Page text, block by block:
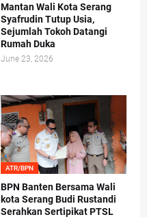
Mantan Wali Kota Serang
Syafrudin Tutup Usia,
Sejumlah Tokoh Datangi
Rumah Duka
June 23, 2026
ATR/BPN
BPN Banten Bersama Wali
kota Serang Budi Rustandi
Serahkan Sertipikat PTSL